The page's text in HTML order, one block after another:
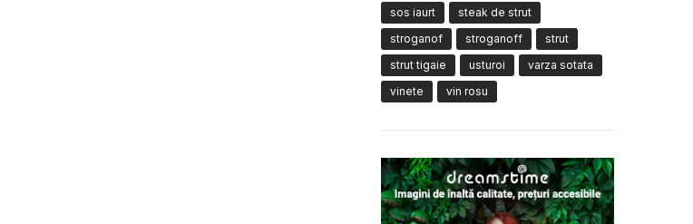
sos iaurt
steak de strut
stroganof
stroganoff
strut
strut tigaie
usturoi
varza sotata
vinete
vin rosu